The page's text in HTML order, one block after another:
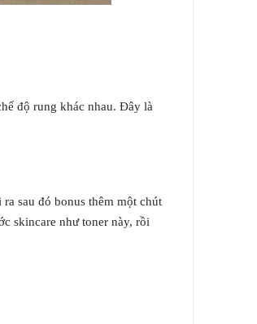
độ rung khác nhau. Đây là
sau đó bonus thêm một chút
skincare như toner này, rồi